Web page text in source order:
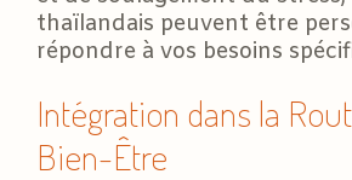
thaïlandais peuvent être
répondre à vos besoins
Intégration dans la
Bien-Être